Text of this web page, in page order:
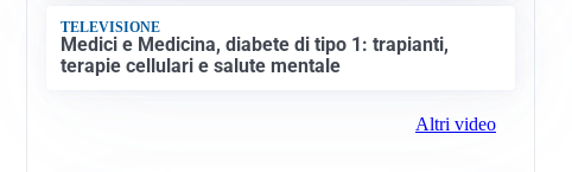
TELEVISIONE
Medici e Medicina, diabete di tipo 1: trapianti,
terapie cellulari e salute mentale
Altri video